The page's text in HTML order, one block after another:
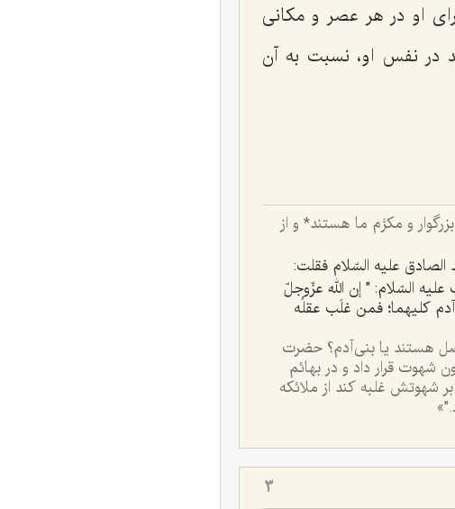
او در هر عصر و مكانى
در نفس او، نسبت به آن
١، ص ٢٥٢: « فرشتگان بندگان بزرگوار و مكرَّم ما هستند* و از
عليه السّلام فقلت:
السّلام: " إن الله عزّوجلّ
كليهما؛ فمن غلَب عقلُه
هستند يا بنى‌آدم؟ حضرت
شهوت قرار داد و در بهائم
شهوتش غلبه كند از ملائكه
3